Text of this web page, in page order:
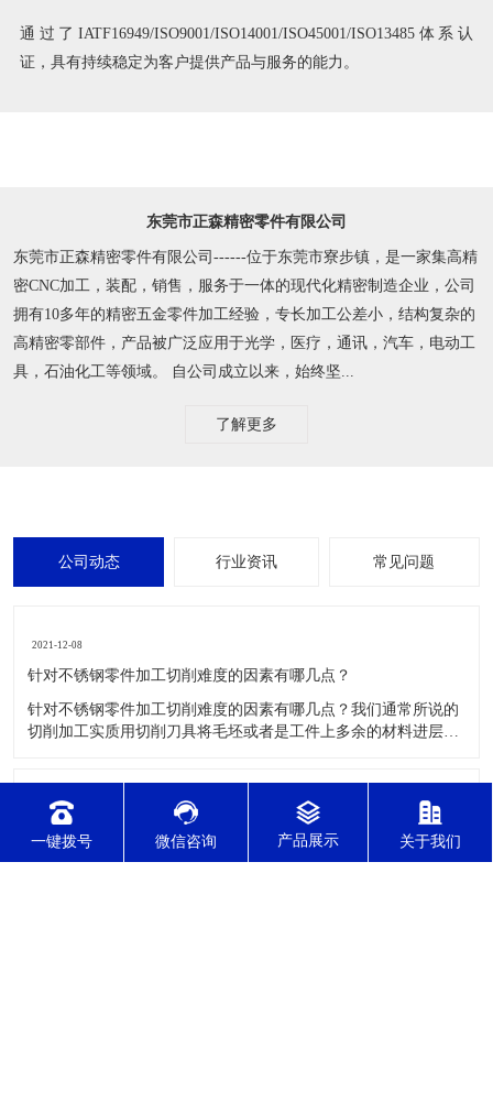
通过了IATF16949/ISO9001/ISO14001/ISO45001/ISO13485体系认
证，具有持续稳定为客户提供产品与服务的能力。
东莞市正森精密零件有限公司
东莞市正森精密零件有限公司------位于东莞市寮步镇，是一家集高精
密CNC加工，装配，销售，服务于一体的现代化精密制造企业，公司
拥有10多年的精密五金零件加工经验，专长加工公差小，结构复杂的
高精密零部件，产品被广泛应用于光学，医疗，通讯，汽车，电动工
具，石油化工等领域。 自公司成立以来，始终坚...
了解更多
公司动态 行业资讯 常见问题
2021-12-08
针对不锈钢零件加工切削难度的因素有哪几点？
针对不锈钢零件加工切削难度的因素有哪几点？我们通常所说的
切削加工实质用切削刀具将毛坯或者是工件上多余的材料进层进
其他的常规材料，比如铜材和铝合金，究其原因有以下几个关键
2021-12-08
CNC车铣复合加工主要有哪几种加工形式？
CNC车铣复合加工主要有哪几种加工形式？车铣复合加工有两种
一键拨号 微信咨询 关于我们